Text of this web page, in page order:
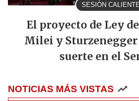
SESIÓN CALIENTE
El proyecto de Ley
Milei y Sturzenegger
suerte en el
NOTICIAS MÁS VISTAS